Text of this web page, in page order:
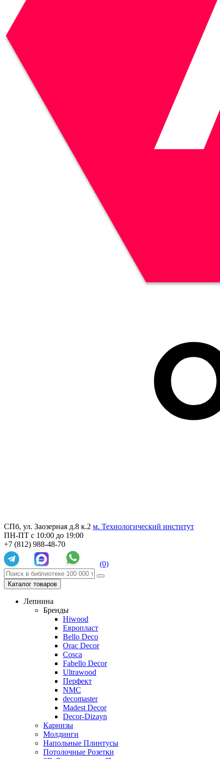
СПб, ул. Заозерная д.8 к.2 м. Технологический институт
ПН-ПТ с 10:00 до 19:00
+7 (812) 988-48-70
(0)
Каталог товаров
Лепнина
Бренды
Hiwood
Европласт
Bello Deco
Orac Decor
Cosca
Fabello Decor
Ultrawood
Перфект
NMC
decomaster
Madest Decor
Decor-Dizayn
Карнизы
Молдинги
Напольные Плинтусы
Потолочные Розетки